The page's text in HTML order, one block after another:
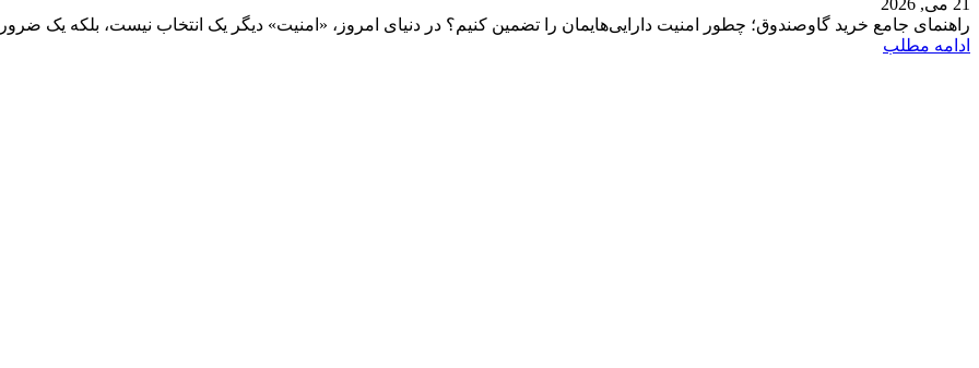
راهنمای جامع خرید گاوصندوق؛ چطور امنیت دارایی‌هایمان را تضمین کنیم؟ در دنیای امروز، «امنیت» دیگر یک انتخاب نیست، بلکه یک
ادامه مطلب